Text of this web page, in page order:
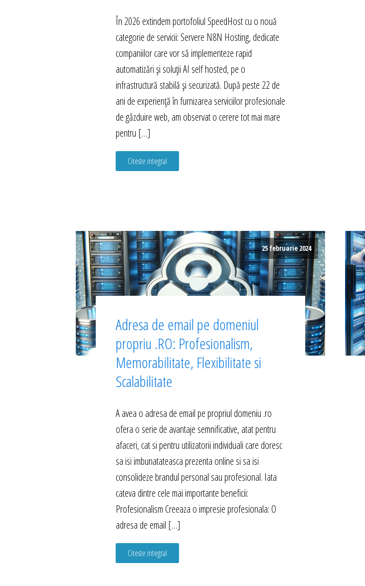
În 2026 extindem portofoliul SpeedHost cu o nouă
categorie de servicii: Servere N8N Hosting, dedicate
companiilor care vor să implementeze rapid
automatizări și soluții AI self hosted, pe o
infrastructură stabilă și securizată. După peste 22 de
ani de experiență în furnizarea serviciilor profesionale
de găzduire web, am observat o cerere tot mai mare
pentru […]
Citeste integral
25 februarie 2024
Adresa de email pe domeniul
propriu .RO: Profesionalism,
Memorabilitate, Flexibilitate si
Scalabilitate
A avea o adresa de email pe propriul domeniu .ro
ofera o serie de avantaje semnificative, atat pentru
afaceri, cat si pentru utilizatorii individuali care doresc
sa isi imbunatateasca prezenta online si sa isi
consolideze brandul personal sau profesional. Iata
cateva dintre cele mai importante beneficii:
Profesionalism Creeaza o impresie profesionala: O
adresa de email […]
Citeste integral